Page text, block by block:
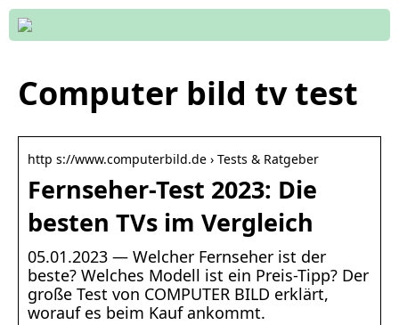
Computer bild tv test
http s://www.computerbild.de › Tests & Ratgeber
Fernseher-Test 2023: Die
besten TVs im Vergleich
05.01.2023 — Welcher Fernseher ist der
beste? Welches Modell ist ein Preis-Tipp? Der
große Test von COMPUTER BILD erklärt,
worauf es beim Kauf ankommt.